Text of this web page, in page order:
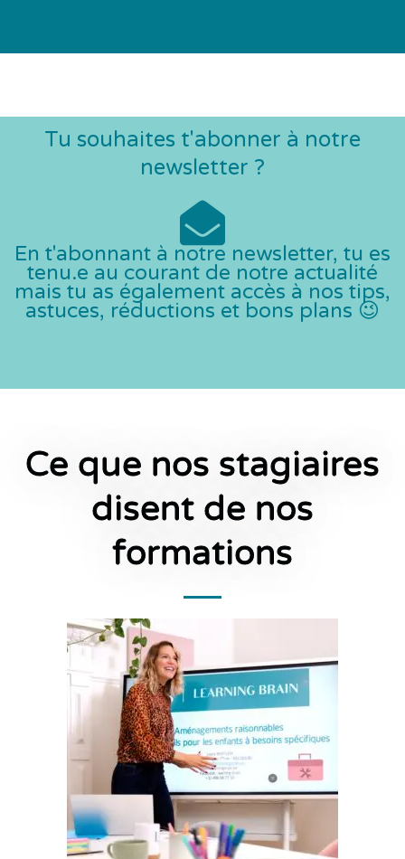
Tu souhaites t'abonner à notre
newsletter ?
En t'abonnant à notre newsletter, tu es
tenu.e au courant de notre actualité
mais tu as également accès à nos tips,
astuces, réductions et bons plans 😉
Ce que nos stagiaires
disent de nos
formations